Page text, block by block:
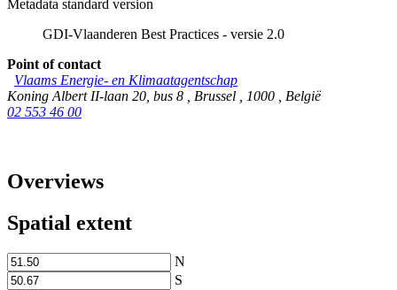
Metadata standard version
GDI-Vlaanderen Best Practices - versie 2.0
Point of contact
Vlaams Energie- en Klimaatagentschap
Koning Albert II-laan 20, bus 8 , Brussel , 1000 , België
02 553 46 00
Overviews
Spatial extent
N
S